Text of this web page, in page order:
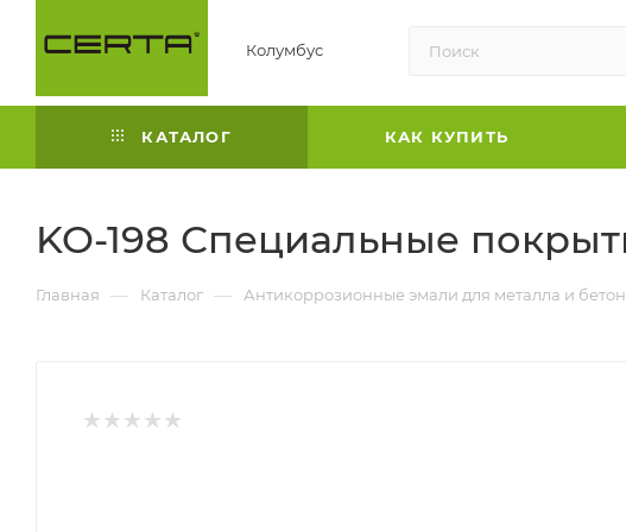
Колумбус
КАТАЛОГ КАК КУПИТЬ
KO-198 Специальные
Главная — Каталог — Антикоррозионные эмали для металла и